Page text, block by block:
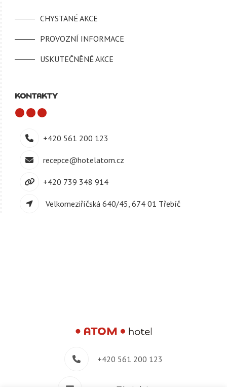
CHYSTANÉ AKCE
PROVOZNÍ INFORMACE
USKUTEČNĚNÉ AKCE
KONTAKTY
+420 561 200 123
recepce@hotelatom.cz
+420 739 348 914
Velkomeziříčská 640/45, 674 01 Třebíč
+420 561 200 123